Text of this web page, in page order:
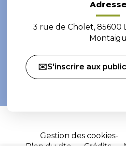
Adresse
3 rue de Cholet, 85600
Montaigu
✉️S'inscrire aux
Gestion des cookies